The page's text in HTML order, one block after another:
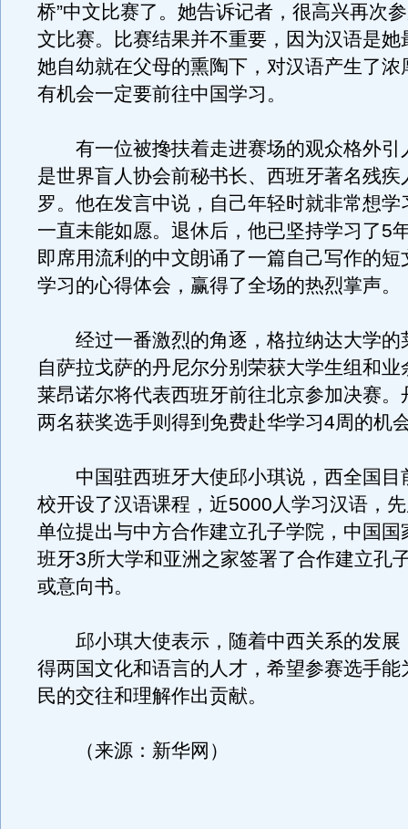
桥”中文比赛了。她告诉记者，很高兴再次参
文比赛。比赛结果并不重要，因为汉语是她
她自幼就在父母的熏陶下，对汉语产生了浓
有机会一定要前往中国学习。
有一位被搀扶着走进赛场的观众格外引
是世界盲人协会前秘书长、西班牙著名残疾
罗。他在发言中说，自己年轻时就非常想学
一直未能如愿。退休后，他已坚持学习了5
即席用流利的中文朗诵了一篇自己写作的短
学习的心得体会，赢得了全场的热烈掌声。
经过一番激烈的角逐，格拉纳达大学的
自萨拉戈萨的丹尼尔分别荣获大学生组和业
莱昂诺尔将代表西班牙前往北京参加决赛。
两名获奖选手则得到免费赴华学习4周的机
中国驻西班牙大使邱小琪说，西全国目
校开设了汉语课程，近5000人学习汉语，
单位提出与中方合作建立孔子学院，中国国
班牙3所大学和亚洲之家签署了合作建立孔
或意向书。
邱小琪大使表示，随着中西关系的发展
得两国文化和语言的人才，希望参赛选手能
民的交往和理解作出贡献。
（来源：新华网）